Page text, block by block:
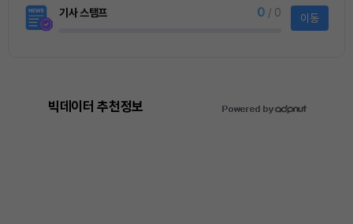
기사 스탬프 0 / 0 이동
빅데이터 추천정보